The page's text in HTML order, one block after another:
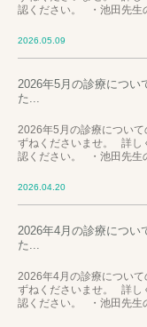
認ください。 ・池田先生
2026.05.09
2026年5月の診療につい
た...
2026年5月の診療につい
ずねくださいませ。 詳し
認ください。 ・池田先生
2026.04.20
2026年4月の診療につい
た...
2026年4月の診療につい
ずねくださいませ。 詳し
認ください。 ・池田先生